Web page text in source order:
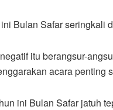
Bulan Safar seringkali
itu berangsur-
acara penting
ini Bulan Safar jatuh